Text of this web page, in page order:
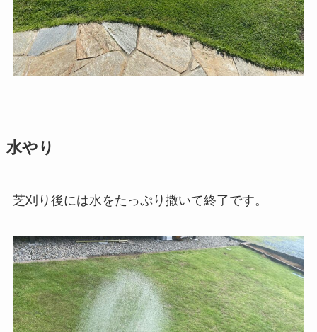
水やり
芝刈り後には水をたっぷり撒いて終了です。